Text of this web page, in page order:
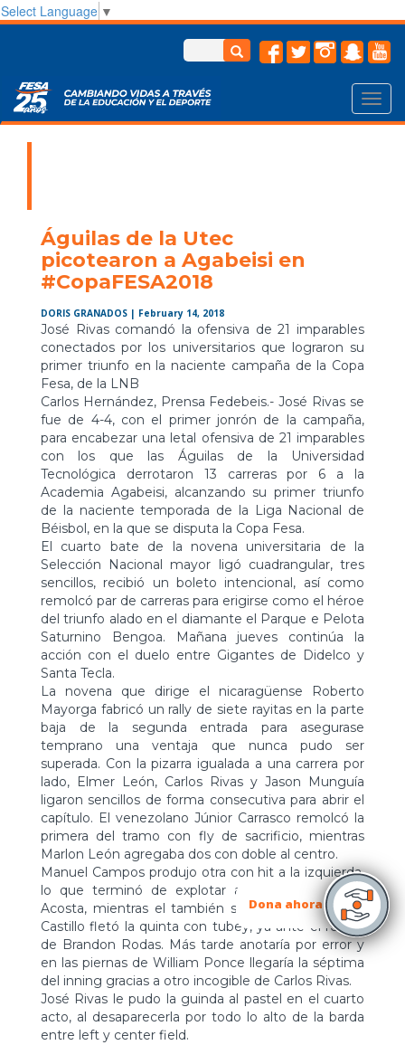
Select Language ▼
Dona ahora
Águilas de la Utec
picotearon a Agabeisi en
#CopaFESA2018
DORIS GRANADOS | February 14, 2018
José Rivas comandó la ofensiva de 21 imparables
conectados por los universitarios que lograron su
primer triunfo en la naciente campaña de la Copa
Fesa, de la LNB
Carlos Hernández, Prensa Fedebeis.- José Rivas se
fue de 4-4, con el primer jonrón de la campaña,
para encabezar una letal ofensiva de 21 imparables
con los que las Águilas de la Universidad
Tecnológica derrotaron 13 carreras por 6 a la
Academia Agabeisi, alcanzando su primer triunfo
de la naciente temporada de la Liga Nacional de
Béisbol, en la que se disputa la Copa Fesa.
El cuarto bate de la novena universitaria de la
Selección Nacional mayor ligó cuadrangular, tres
sencillos, recibió un boleto intencional, así como
remolcó par de carreras para erigirse como el héroe
del triunfo alado en el diamante el Parque e Pelota
Saturnino Bengoa. Mañana jueves continúa la
acción con el duelo entre Gigantes de Didelco y
Santa Tecla.
La novena que dirige el nicaragüense Roberto
Mayorga fabricó un rally de siete rayitas en la parte
baja de la segunda entrada para asegurase
temprano una ventaja que nunca pudo ser
superada. Con la pizarra igualada a una carrera por
lado, Elmer León, Carlos Rivas y Jason Munguía
ligaron sencillos de forma consecutiva para abrir el
capítulo. El venezolano Júnior Carrasco remolcó la
primera del tramo con fly de sacrificio, mientras
Marlon León agregaba dos con doble al centro.
Manuel Campos produjo otra con hit a la izquierda,
lo que terminó de explotar al abridor Fernando
Acosta, mientras el también suramericano Eliézer
Castillo fletó la quinta con tubey, ya ante el relevo
de Brandon Rodas. Más tarde anotaría por error y
en las piernas de William Ponce llegaría la séptima
del inning gracias a otro incogible de Carlos Rivas.
José Rivas le pudo la guinda al pastel en el cuarto
acto, al desaparecerla por todo lo alto de la barda
entre left y center field.